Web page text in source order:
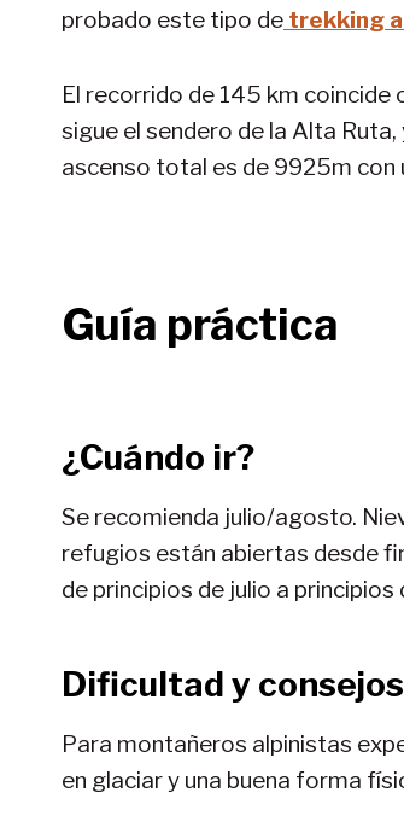
probado este tipo de trekking
El recorrido de 145 km
sigue el sendero de la Alta
ascenso total es de 9925m con
Guía práctica
¿Cuándo ir?
Se recomienda julio/agosto.
refugios están abiertas desde
de principios de julio a
Dificultad y consejos
Para montañeros alpinistas
en glaciar y una buena forma